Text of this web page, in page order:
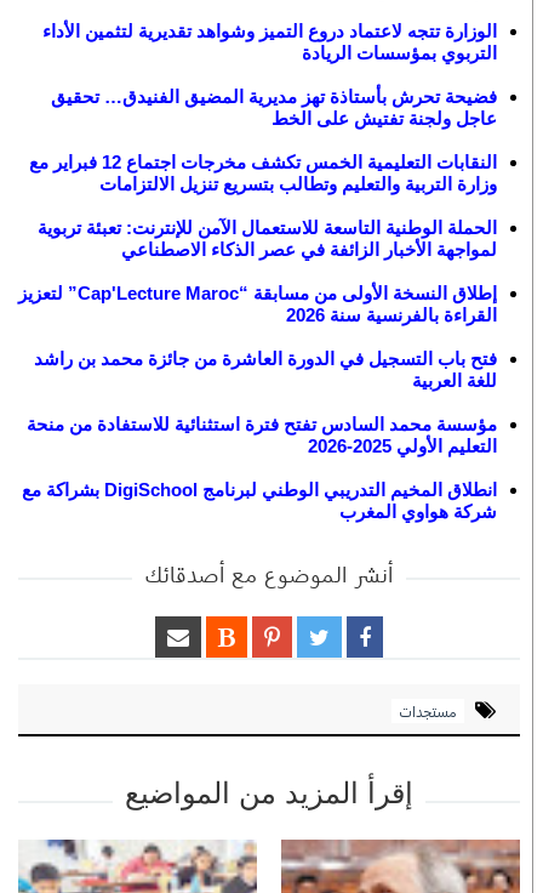
الوزارة تتجه لاعتماد دروع التميز وشواهد تقديرية لتثمين الأداء
التربوي بمؤسسات الريادة
فضيحة تحرش بأستاذة تهز مديرية المضيق الفنيدق… تحقيق
عاجل ولجنة تفتيش على الخط
النقابات التعليمية الخمس تكشف مخرجات اجتماع 12 فبراير مع
وزارة التربية والتعليم وتطالب بتسريع تنزيل الالتزامات
الحملة الوطنية التاسعة للاستعمال الآمن للإنترنت: تعبئة تربوية
لمواجهة الأخبار الزائفة في عصر الذكاء الاصطناعي
إطلاق النسخة الأولى من مسابقة “Cap'Lecture Maroc” لتعزيز
القراءة بالفرنسية سنة 2026
فتح باب التسجيل في الدورة العاشرة من جائزة محمد بن راشد
للغة العربية
مؤسسة محمد السادس تفتح فترة استثنائية للاستفادة من منحة
التعليم الأولي 2025-2026
انطلاق المخيم التدريبي الوطني لبرنامج DigiSchool بشراكة مع
شركة هواوي المغرب
أنشر الموضوع مع أصدقائك
مستجدات
إقرأ المزيد من المواضيع